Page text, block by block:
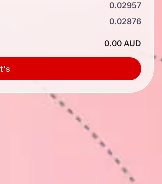
0.02957
0.02876
0.00 AUD